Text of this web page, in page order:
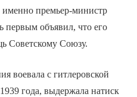
премьер-министр
первым объявил, что его
Советскому Союзу.
воевала с гитлеровской
года, выдержала натиск